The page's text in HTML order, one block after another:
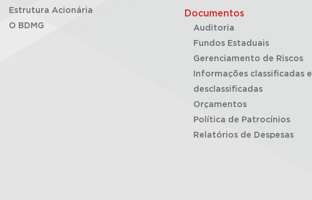
Estrutura Acionária
O BDMG
Documentos
Auditoria
Fundos Estaduais
Gerenciamento de Riscos
Informações classificadas e
desclassificadas
Orçamentos
Política de Patrocínios
Relatórios de Despesas